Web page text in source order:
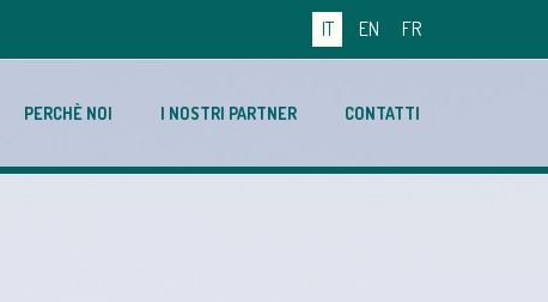
IT EN FR
PERCHÈ NOI I NOSTRI PARTNER CONTATTI